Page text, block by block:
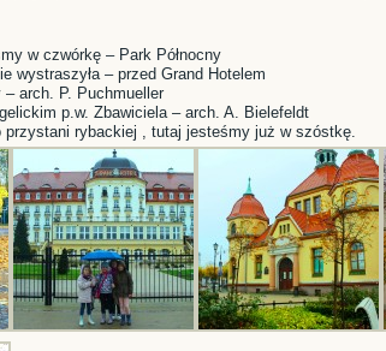
w czwórkę – Park Północny
wystraszyła – przed Grand Hotelem
– arch. P. Puchmueller
p.w. Zbawiciela – arch. A. Bielefeldt
przystani rybackiej , tutaj jesteśmy już w szóstkę.